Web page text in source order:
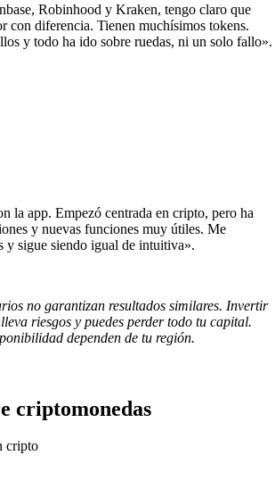
Robinhood y Kraken, tengo claro que
con diferencia. Tienen muchísimos tokens.
y todo ha ido sobre ruedas, ni un solo fallo».
la app. Empezó centrada en cripto, pero ha
y nuevas funciones muy útiles. Me
y sigue siendo igual de intuitiva».
no garantizan resultados similares. Invertir
riesgos y puedes perder todo tu capital.
dependen de tu región.
criptomonedas
cripto